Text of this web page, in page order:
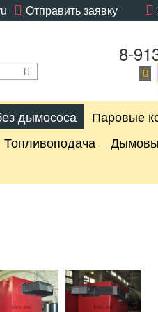
Отправить заявку
8-
дымососа
Паровые
Топливоподача